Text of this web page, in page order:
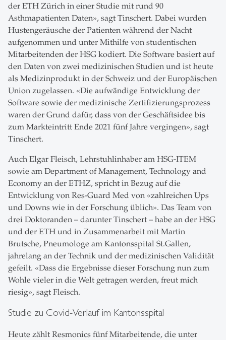
der ETH Zürich in einer Studie mit rund 90
Asthmapatienten Daten», sagt Tinschert. Dabei wurden
Hustengeräusche der Patienten während der Nacht
aufgenommen und unter Mithilfe von studentischen
Mitarbeitenden der HSG kodiert. Die Software basiert auf
den Daten von zwei medizinischen Studien und ist heute
als Medizinprodukt in der Schweiz und der Europäischen
Union zugelassen. «Die aufwändige Entwicklung der
Software sowie der medizinische Zertifizierungsprozess
waren der Grund dafür, dass von der Geschäftsidee bis
zum Markteintritt Ende 2021 fünf Jahre vergingen», sagt
Tinschert.
Auch Elgar Fleisch, Lehrstuhlinhaber am HSG-ITEM
sowie am Department of Management, Technology and
Economy an der ETHZ, spricht in Bezug auf die
Entwicklung von Res-Guard Med von «zahlreichen Ups
und Downs wie in der Forschung üblich». Das Team von
drei Doktoranden – darunter Tinschert – habe an der HSG
und der ETH und in Zusammenarbeit mit Martin
Brutsche, Pneumologe am Kantonsspital St.Gallen,
jahrelang an der Technik und der medizinischen Validität
gefeilt. «Dass die Ergebnisse dieser Forschung nun zum
Wohle vieler in die Welt getragen werden, freut mich
riesig», sagt Fleisch.
Studie zu Covid-Verlauf im Kantonsspital
Heute zählt Resmonics fünf Mitarbeitende, die unter